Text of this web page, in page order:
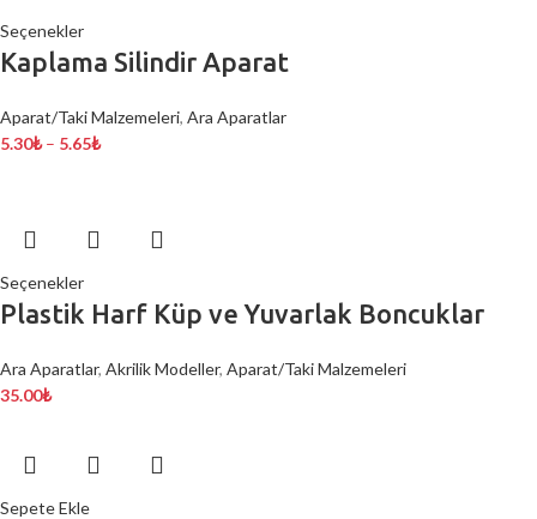
Seçenekler
Kaplama Silindir Aparat
Aparat/Taki Malzemeleri, Ara Aparatlar
5.30₺ – 5.65₺
Seçenekler
Plastik Harf Küp ve Yuvarlak Boncuklar
Ara Aparatlar, Akrilik Modeller, Aparat/Taki Malzemeleri
35.00₺
Sepete Ekle